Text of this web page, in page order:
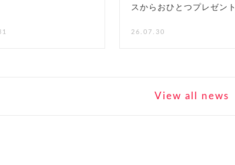
スからおひとつプレゼント
26.07.30
View all news